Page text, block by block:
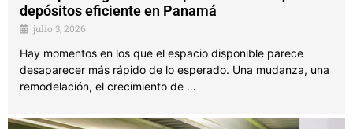
depósitos eficiente en Panamá
julio 3, 2026
Hay momentos en los que el espacio disponible parece
desaparecer más rápido de lo esperado. Una mudanza, una
remodelación, el crecimiento de …